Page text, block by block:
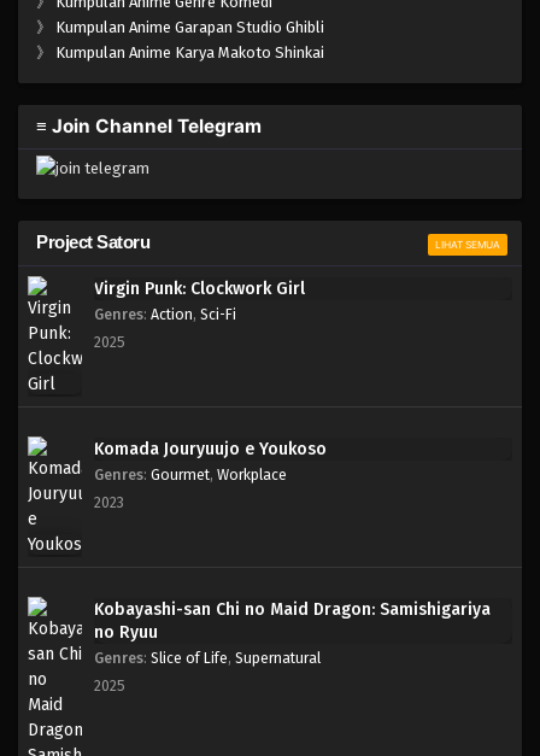
》 Kumpulan Anime Garapan Studio Ghibli
》 Kumpulan Anime Karya Makoto Shinkai
≡ Join Channel Telegram
Project Satoru LIHAT SEMUA
Virgin Punk: Clockwork Girl
Genres: Action, Sci-Fi
2025
Komada Jouryuujo e Youkoso
Genres: Gourmet, Workplace
2023
Kobayashi-san Chi no Maid Dragon: Samishigariya
no Ryuu
Genres: Slice of Life, Supernatural
2025